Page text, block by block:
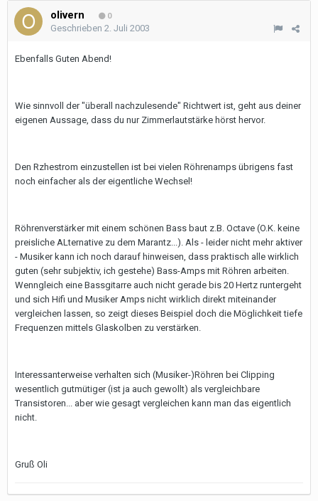
olivern 0
Geschrieben 2. Juli 2003
Ebenfalls Guten Abend!
Wie sinnvoll der "überall nachzulesende" Richtwert ist, geht aus deiner
eigenen Aussage, dass du nur Zimmerlautstärke hörst hervor.
Den Rzhestrom einzustellen ist bei vielen Röhrenamps übrigens fast
noch einfacher als der eigentliche Wechsel!
Röhrenverstärker mit einem schönen Bass baut z.B. Octave (O.K. keine
preisliche ALternative zu dem Marantz...). Als - leider nicht mehr aktiver
- Musiker kann ich noch darauf hinweisen, dass praktisch alle wirklich
guten (sehr subjektiv, ich gestehe) Bass-Amps mit Röhren arbeiten.
Wenngleich eine Bassgitarre auch nicht gerade bis 20 Hertz runtergeht
und sich Hifi und Musiker Amps nicht wirklich direkt miteinander
vergleichen lassen, so zeigt dieses Beispiel doch die Möglichkeit tiefe
Frequenzen mittels Glaskolben zu verstärken.
Interessanterweise verhalten sich (Musiker-)Röhren bei Clipping
wesentlich gutmütiger (ist ja auch gewollt) als vergleichbare
Transistoren... aber wie gesagt vergleichen kann man das eigentlich
nicht.
Gruß Oli